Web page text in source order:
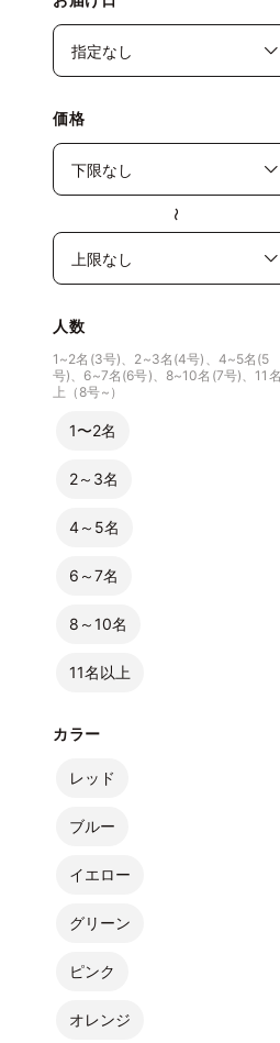
価格
〜
人数
1~2名(3号)、2~3名(4号)、4~5名(5
号)、6~7名(6号)、8~10名(7号)、11
上（8号~）
1〜2名
2～3名
4～5名
6～7名
8～10名
11名以上
カラー
レッド
ブルー
イエロー
グリーン
ピンク
オレンジ